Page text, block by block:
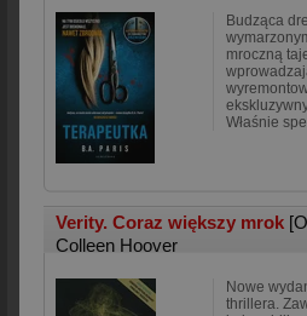
Budząca
mroczną
Właśnie
Verity. Coraz większy mrok
Colleen Hoover
Nowe
thrillera.